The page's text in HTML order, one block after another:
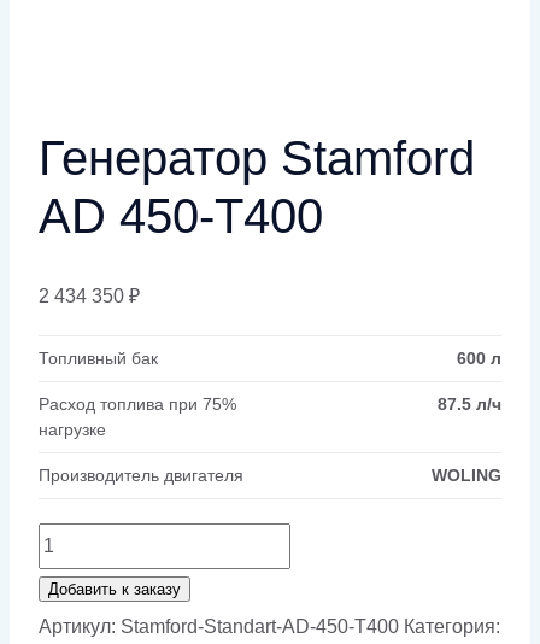
Генератор Stamford
AD 450-T400
2 434 350 ₽
Топливный бак 600 л
Расход топлива при 75%
нагрузке
87.5 л/ч
Производитель двигателя WOLING
Количество
товара
Генератор
Добавить к заказу
Артикул: Stamford-Standart-AD-450-T400 Категория: